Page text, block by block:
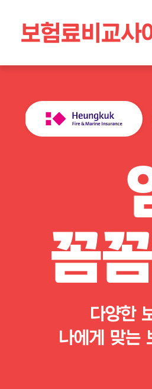
보험료비교사
꼼
다양한
나에게 맞는